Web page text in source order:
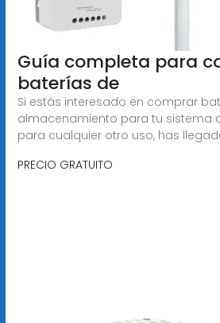
Guía completa para
baterías de
Si estás interesado en comprar
almacenamiento para tu sistema
para cualquier otro uso, has
PRECIO GRATUITO